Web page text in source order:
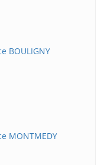
BOULIGNY
MONTMEDY